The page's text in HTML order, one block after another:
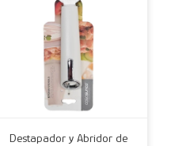
Destapador y Abridor de